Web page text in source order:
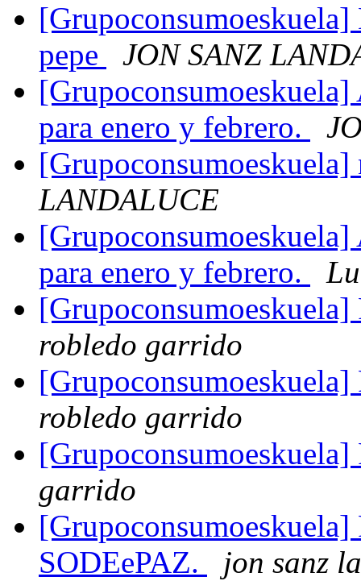
pepe
JON SANZ
para enero y febrero.
[Grupoconsumoeskuela]
LANDALUCE
para enero y febrero.
robledo garrido
robledo garrido
garrido
SODEePAZ.
jon sanz